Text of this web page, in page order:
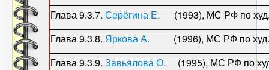
Глава 9.3.7. Серёгина Е. (1993), МС РФ по
Глава 9.3.8. Яркова А. (1996), МС РФ по
Глава 9.3.9. Завьялова О. (1995), МС РФ по